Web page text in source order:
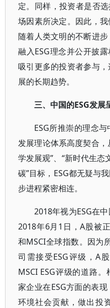
定。同样，投资者是否
场因素所决定。因此，
随着人类文明的不断进
融入ESG理念并公开披
吸引更多的投资者参与
展的长期趋势。
三、中国的ESG发展
ESG所推崇的理念
发展理论体系高度契合，
学发展观”、“新时代生态
碳”目标，ESG都无疑与
步进程紧密相连。
2018年视为ESG在
2018年6月1日，A股被
和MSCI全球指数。因为
司需接受ESG评级，A
MSCI ESG评级的道路
家企业在ESG方面的表
环境社会贡献，做出投